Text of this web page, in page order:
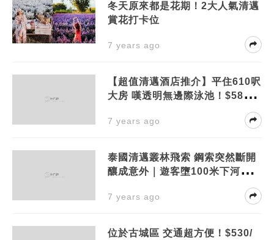
冬天原來都是花期！2大人氣清邁
賞花打卡位
7 years ago
【超值清邁酒店推介】平住610呎
大房 嘆透明無邊際泳池！$589/
7 years ago
泰國清邁叢林飛索 鋼索突然斷開
釀成意外｜遊客墮100米下河谷死
7 years ago
位於古城區 交通超方便！$530/